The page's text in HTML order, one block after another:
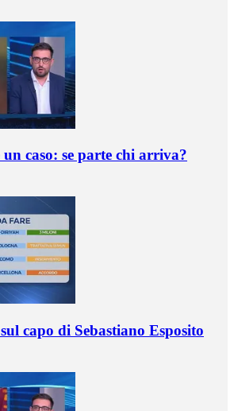
caso: se parte chi arriva?
capo di Sebastiano Esposito